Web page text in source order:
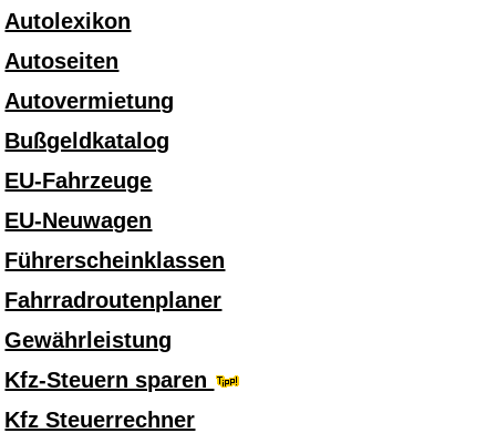
Autolexikon
Autoseiten
Autovermietung
Bußgeldkatalog
EU-Fahrzeuge
EU-Neuwagen
Führerscheinklassen
Fahrradroutenplaner
Gewährleistung
Kfz-Steuern sparen
Kfz Steuerrechner